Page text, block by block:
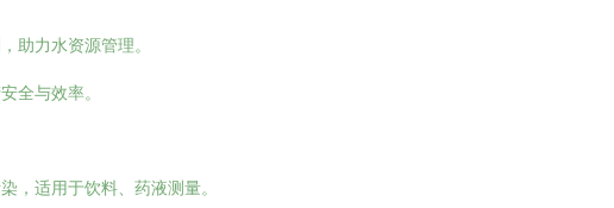
助力水资源管理。
全与效率。
，适用于饮料、药液测量。